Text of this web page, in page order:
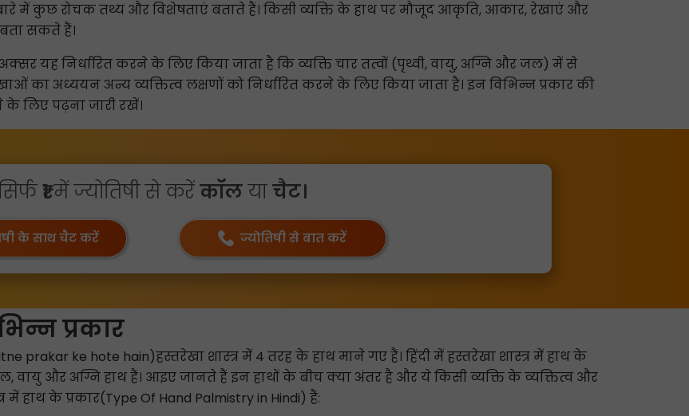
बारे में कुछ रोचक तथ्य और विशेषताएं बताते हैं। किसी व्यक्ति के हाथ पर मौजूद आकृति, आकार, रेखाएं और
सकते हैं।
यह निर्धारित करने के लिए किया जाता है कि व्यक्ति चार तत्वों (पृथ्वी, वायु, अग्नि और जल) में से
अध्ययन अन्य व्यक्तित्व लक्षणों को निर्धारित करने के लिए किया जाता है। इन विभिन्न प्रकार की
लिए पढ़ना जारी रखें।
₹1में ज्योतिषी से करेंकॉलयाचैट।
के साथ चैट करें ज्योतिषी से बात करें
प्रकार
prakar ke hote hain)हस्तरेखा शास्त्र में 4 तरह के हाथ माने गए हैं। हिंदी में हस्तरेखा शास्त्र में हाथ के
वायु और अग्नि हाथ हैं। आइए जानते हैं इन हाथों के बीच क्या अंतर है और ये किसी व्यक्ति के व्यक्तित्व और
में हाथ के प्रकार(Type Of Hand Palmistry in Hindi) हैं: